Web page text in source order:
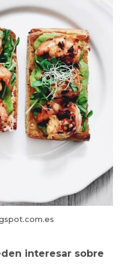
interesar sobre